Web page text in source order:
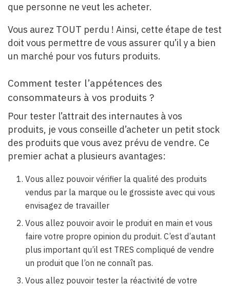
que personne ne veut les acheter.
Vous aurez TOUT perdu ! Ainsi, cette étape de test
doit vous permettre de vous assurer qu’il y a bien
un marché pour vos futurs produits.
Comment tester l’appétences des
consommateurs à vos produits ?
Pour tester l’attrait des internautes à vos
produits, je vous conseille d’acheter un petit stock
des produits que vous avez prévu de vendre. Ce
premier achat a plusieurs avantages:
Vous allez pouvoir vérifier la qualité des produits
vendus par la marque ou le grossiste avec qui vous
envisagez de travailler
Vous allez pouvoir avoir le produit en main et vous
faire votre propre opinion du produit. C’est d’autant
plus important qu’il est TRES compliqué de vendre
un produit que l’on ne connaît pas.
Vous allez pouvoir tester la réactivité de votre